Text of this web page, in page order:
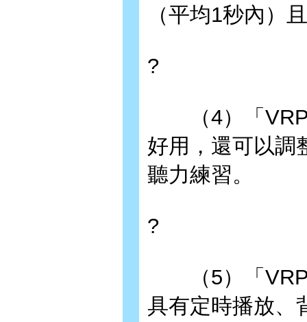
（平均1秒內）
?
（4）「VRP
好用，還可以調
聽力練習。
?
（5）「VRP
具有定時播放、